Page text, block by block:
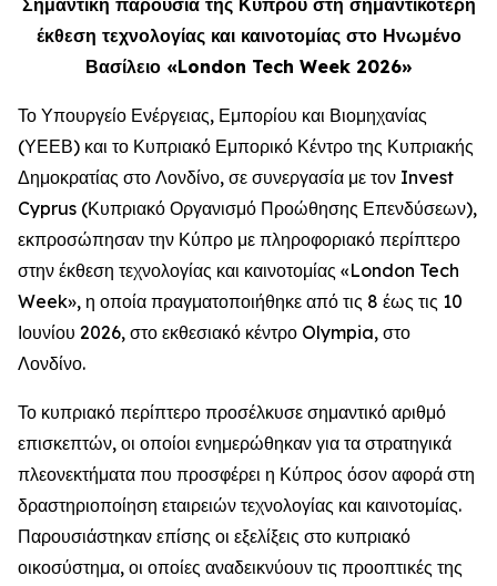
Σημαντική παρουσία της Κύπρου στη σημαντικότερη
έκθεση τεχνολογίας και καινοτομίας στο Ηνωμένο
Βασίλειο «London Tech Week 2026»
Το Υπουργείο Ενέργειας, Εμπορίου και Βιομηχανίας
(ΥΕΕΒ) και το Κυπριακό Εμπορικό Κέντρο της Κυπριακής
Δημοκρατίας στο Λονδίνο, σε συνεργασία με τον Invest
Cyprus (Κυπριακό Οργανισμό Προώθησης Επενδύσεων),
εκπροσώπησαν την Κύπρο με πληροφοριακό περίπτερο
στην έκθεση τεχνολογίας και καινοτομίας «London Tech
Week», η οποία πραγματοποιήθηκε από τις 8 έως τις 10
Ιουνίου 2026, στο εκθεσιακό κέντρο Olympia, στο
Λονδίνο.
Το κυπριακό περίπτερο προσέλκυσε σημαντικό αριθμό
επισκεπτών, οι οποίοι ενημερώθηκαν για τα στρατηγικά
πλεονεκτήματα που προσφέρει η Κύπρος όσον αφορά στη
δραστηριοποίηση εταιρειών τεχνολογίας και καινοτομίας.
Παρουσιάστηκαν επίσης οι εξελίξεις στο κυπριακό
οικοσύστημα, οι οποίες αναδεικνύουν τις προοπτικές της